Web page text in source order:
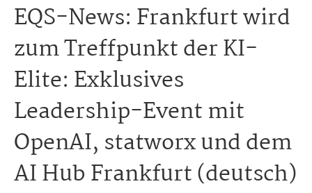
EQS-News: Frankfurt wird
zum Treffpunkt der KI-
Elite: Exklusives
Leadership-Event mit
OpenAI, statworx und dem
AI Hub Frankfurt (deutsch)